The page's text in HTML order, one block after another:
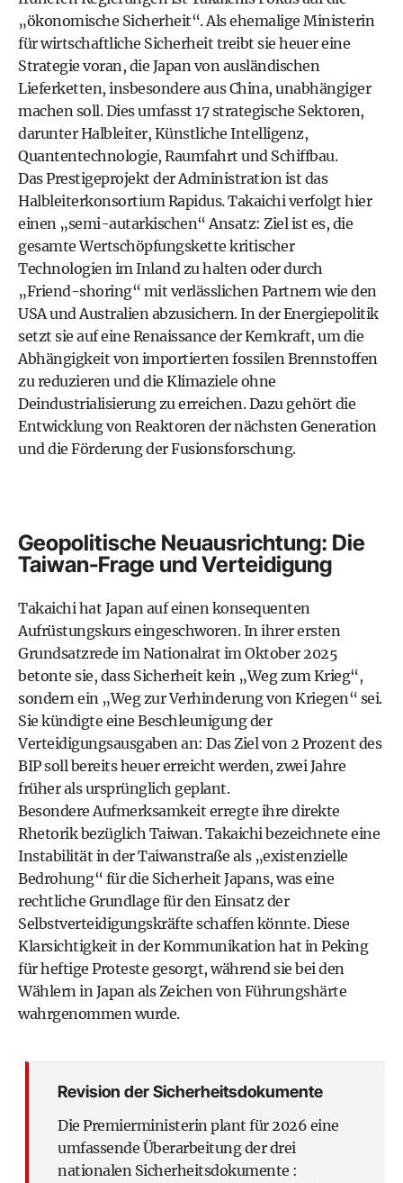
„ökonomische Sicherheit“. Als ehemalige Ministerin
für wirtschaftliche Sicherheit treibt sie heuer eine
Strategie voran, die Japan von ausländischen
Lieferketten, insbesondere aus China, unabhängiger
machen soll. Dies umfasst 17 strategische Sektoren,
darunter Halbleiter, Künstliche Intelligenz,
Quantentechnologie, Raumfahrt und Schiffbau.
Das Prestigeprojekt der Administration ist das
Halbleiterkonsortium Rapidus. Takaichi verfolgt hier
einen „semi-autarkischen“ Ansatz: Ziel ist es, die
gesamte Wertschöpfungskette kritischer
Technologien im Inland zu halten oder durch
„Friend-shoring“ mit verlässlichen Partnern wie den
USA und Australien abzusichern. In der Energiepolitik
setzt sie auf eine Renaissance der Kernkraft, um die
Abhängigkeit von importierten fossilen Brennstoffen
zu reduzieren und die Klimaziele ohne
Deindustrialisierung zu erreichen. Dazu gehört die
Entwicklung von Reaktoren der nächsten Generation
und die Förderung der Fusionsforschung.
Geopolitische Neuausrichtung: Die
Taiwan-Frage und Verteidigung
Takaichi hat Japan auf einen konsequenten
Aufrüstungskurs eingeschworen. In ihrer ersten
Grundsatzrede im Nationalrat im Oktober 2025
betonte sie, dass Sicherheit kein „Weg zum Krieg“,
sondern ein „Weg zur Verhinderung von Kriegen“ sei.
Sie kündigte eine Beschleunigung der
Verteidigungsausgaben an: Das Ziel von 2 Prozent des
BIP soll bereits heuer erreicht werden, zwei Jahre
früher als ursprünglich geplant.
Besondere Aufmerksamkeit erregte ihre direkte
Rhetorik bezüglich Taiwan. Takaichi bezeichnete eine
Instabilität in der Taiwanstraße als „existenzielle
Bedrohung“ für die Sicherheit Japans, was eine
rechtliche Grundlage für den Einsatz der
Selbstverteidigungskräfte schaffen könnte. Diese
Klarsichtigkeit in der Kommunikation hat in Peking
für heftige Proteste gesorgt, während sie bei den
Wählern in Japan als Zeichen von Führungshärte
wahrgenommen wurde.
Revision der Sicherheitsdokumente
Die Premierministerin plant für 2026 eine
umfassende Überarbeitung der drei
nationalen Sicherheitsdokumente :